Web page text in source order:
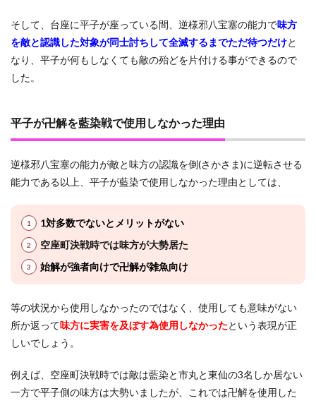
のま
とめ
そして、台座に平子が座っている間、逆様邪八宝塞の能力で味方
を敵と認識した対象が同士討ちして全滅するまでただ待つだけと
なり、平子が何もしなくても敵の殆どを片付ける事ができるので
した。
平子が卍解を藍染戦で使用しなかった理由
逆様邪八宝塞の能力が敵と味方の認識を倒(さかさま)に逆転させる
能力である以上、平子が藍染で使用しなかった理由としては、
1対多数でないとメリットがない
空座町決戦時では味方が大勢居た
始解が強者向けで卍解が雑魚向け
等の状況から使用しなかったのではなく、使用しても意味がない
所か返って味方に実害を及ぼす為使用しなかったという表現が正
しいでしょう。
例えば、空座町決戦時では敵は藍染と市丸と東仙の3名しか居ない
一方で平子側の味方は大勢いましたが、これでは卍解を使用した